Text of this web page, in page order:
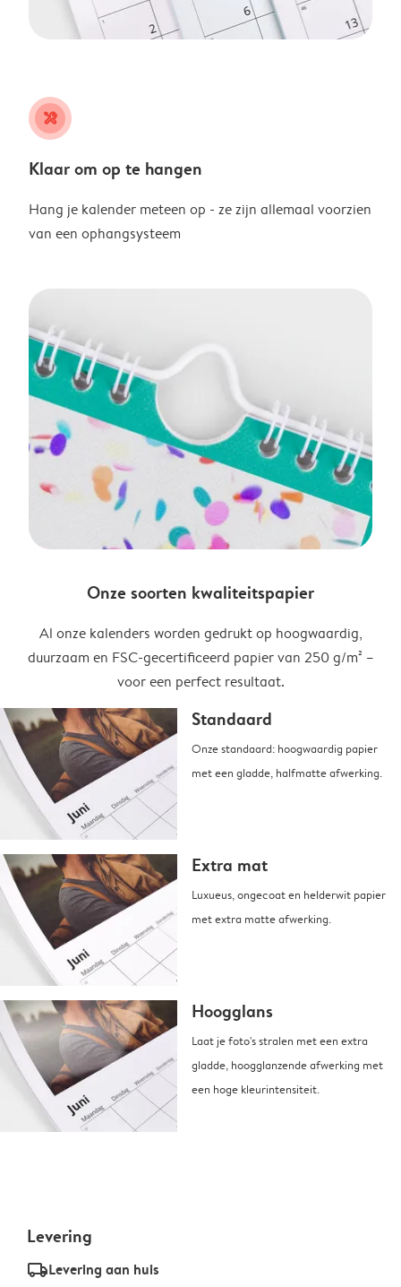
tools
Klaar om op te hangen
Hang je kalender meteen op - ze zijn allemaal voorzien
van een ophangsysteem
Onze soorten kwaliteitspapier
Al onze kalenders worden gedrukt op hoogwaardig,
duurzaam en FSC-gecertificeerd papier van 250 g/m² –
voor een perfect resultaat.
Standaard
Onze standaard: hoogwaardig papier
met een gladde, halfmatte afwerking.
Extra mat
Luxueus, ongecoat en helderwit papier
met extra matte afwerking.
Hoogglans
Laat je foto's stralen met een extra
gladde, hoogglanzende afwerking met
een hoge kleurintensiteit.
Levering
delivery_standard_v2Levering aan huis